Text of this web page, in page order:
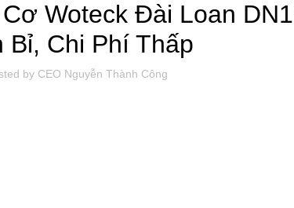
Woteck Đài Loan
Bỉ, Chi Phí Thấp
by CEO Nguyễn Thành Công